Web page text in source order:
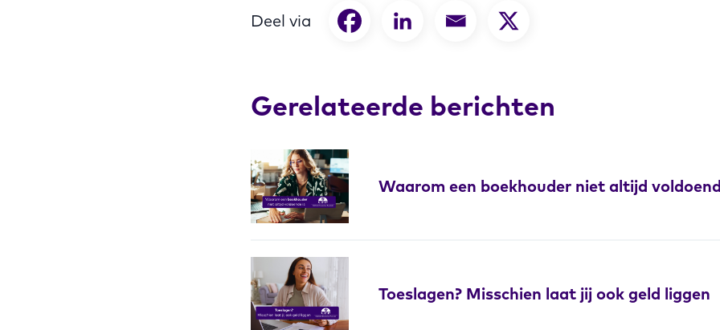
Deel via
Gerelateerde berichten
Waarom een boekhouder niet altijd
Toeslagen? Misschien laat jij ook geld liggen